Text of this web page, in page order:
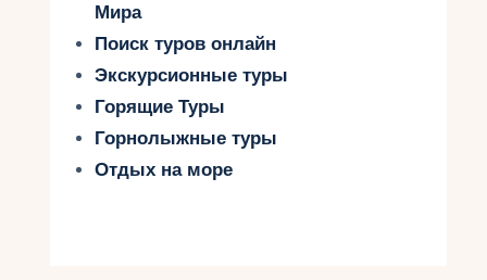
Мира
Поиск туров онлайн
Экскурсионные туры
Горящие Туры
Горнолыжные туры
Отдых на море